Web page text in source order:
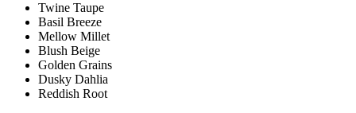
Twine Taupe
Basil Breeze
Mellow Millet
Blush Beige
Golden Grains
Dusky Dahlia
Reddish Root